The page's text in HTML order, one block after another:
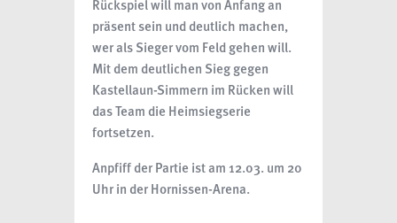
Rückspiel will man von Anfang an
präsent sein und deutlich machen,
wer als Sieger vom Feld gehen will.
Mit dem deutlichen Sieg gegen
Kastellaun-Simmern im Rücken will
das Team die Heimsiegserie
fortsetzen.
Anpfiff der Partie ist am 12.03. um 20
Uhr in der Hornissen-Arena.